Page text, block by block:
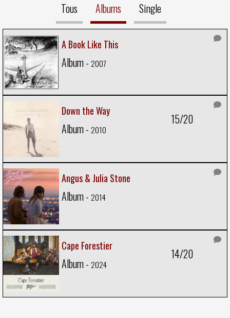
Tous Albums Single
A Book Like This
Album - 2007
Down the Way
Album - 2010
15/20
Angus & Julia Stone
Album - 2014
Cape Forestier
Album - 2024
14/20